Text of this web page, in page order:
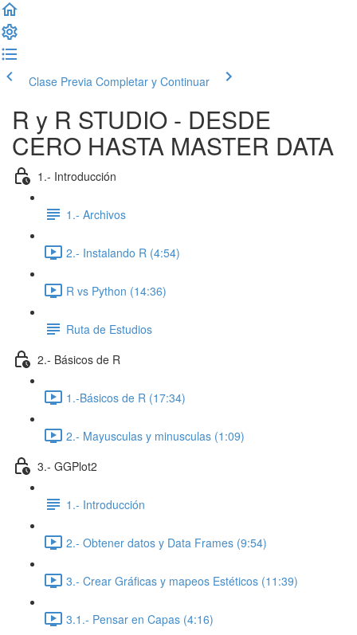
Clase Previa Completar y Continuar
R y R STUDIO - DESDE
CERO HASTA MASTER DATA
1.- Introducción
1.- Archivos
2.- Instalando R (4:54)
R vs Python (14:36)
Ruta de Estudios
2.- Básicos de R
1.-Básicos de R (17:34)
2.- Mayusculas y minusculas (1:09)
3.- GGPlot2
1.- Introducción
2.- Obtener datos y Data Frames (9:54)
3.- Crear Gráficas y mapeos Estéticos (11:39)
3.1.- Pensar en Capas (4:16)